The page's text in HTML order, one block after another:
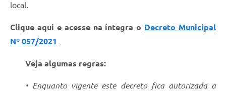
local.
Clique aqui e acesse na íntegra o Decreto Municipal
Nº 057/2021
Veja algumas regras:
• Enquanto vigente este decreto fica autorizada a